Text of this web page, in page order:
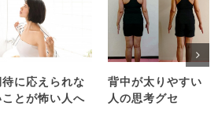
待に応えられな
ことが怖い人へ
背中が太りやすい
人の思考グセ